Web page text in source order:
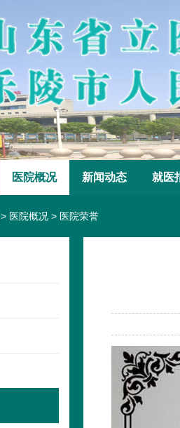
医院概况 新闻动态 就医
> 医院概况 > 医院荣誉